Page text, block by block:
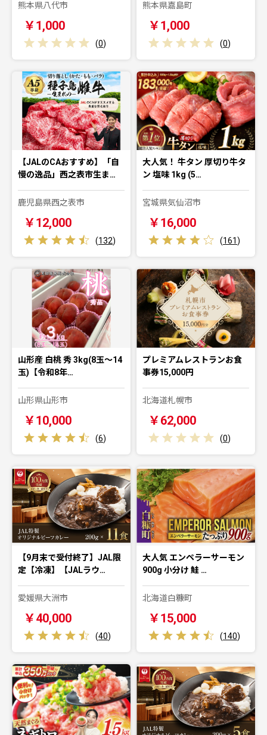
熊本県八代市
￥1,000
(0)
熊本県嘉島町
￥1,000
(0)
【JALのCAおすすめ】「自
慢の逸品」西之表市生ま…
鹿児島県西之表市
￥12,000
(132)
大人気！ 牛タン 厚切り牛タ
ン 塩味 1kg (5…
宮城県気仙沼市
￥16,000
(161)
山形産 白桃 秀 3kg(8玉～14
玉)【令和8年…
山形県山形市
￥10,000
(6)
プレミアムレストランお食
事券15,000円
北海道札幌市
￥62,000
(0)
【9月末で受付終了】JAL限
定【冷凍】【JALラウ…
愛媛県大洲市
￥40,000
(40)
大人気 エンペラーサーモン
900g 小分け 鮭 …
北海道白糠町
￥15,000
(140)